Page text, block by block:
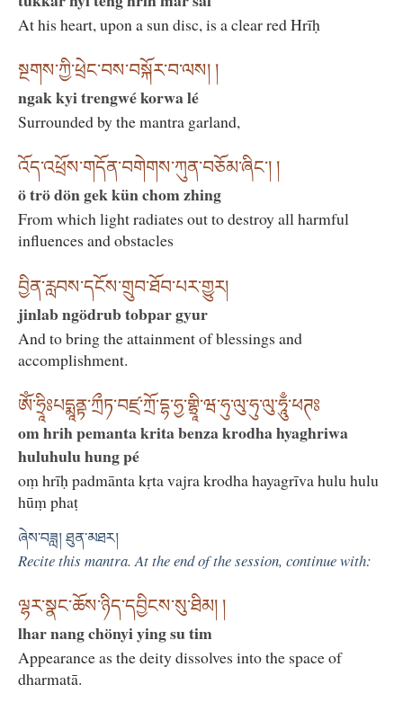
At his heart, upon a sun disc, is a clear red Hrīḥ
སྔགས་ཀྱི་ཕྲེང་བས་བསྐོར་བ་ལས། །
ngak kyi trengwé korwa lé
Surrounded by the mantra garland,
འོད་འཕྲོས་གདོན་བགེགས་ཀུན་བཅོམ་ཞིང་། །
ö trö dön gek kün chom zhing
From which light radiates out to destroy all harmful
influences and obstacles
བྱིན་རླབས་དངོས་གྲུབ་ཐོབ་པར་གྱུར།
jinlab ngödrub tobpar gyur
And to bring the attainment of blessings and
accomplishment.
ཨོཾ་ཧྲཱིཿཔདྨཱནྟ་ཀྲྀཏ་བཛྲ་ཀྲོ་དྷ་ཧྱ་གྷྲཱི་ཝ་ཧུ་ལུ་ཧུ་ལུ་ཧཱུྃ་ཕཊཿ
om hrih pemanta krita benza krodha hyaghriwa
huluhulu hung pé
oṃ hrīḥ padmānta kṛta vajra krodha hayagrīva hulu hulu
hūṃ phaṭ
ཞེས་བཟླ། ཐུན་མཐར།
Recite this mantra. At the end of the session, continue with:
ལྷར་སྣང་ཆོས་ཉིད་དབྱིངས་སུ་ཐིམ། །
lhar nang chönyi ying su tim
Appearance as the deity dissolves into the space of
dharmatā.